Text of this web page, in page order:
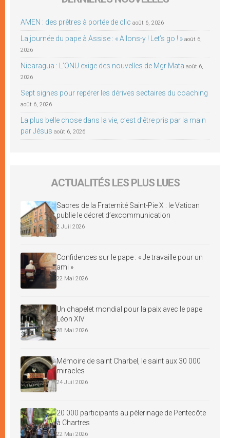
AMEN : des prêtres à portée de clic août 6, 2026
La journée du pape à Assise : « Allons-y ! Let’s go ! » août 6,
2026
Nicaragua : L’ONU exige des nouvelles de Mgr Mata août 6,
2026
Sept signes pour repérer les dérives sectaires du coaching
août 6, 2026
La plus belle chose dans la vie, c’est d’être pris par la main
par Jésus août 6, 2026
ACTUALITÉS LES PLUS LUES
Sacres de la Fraternité Saint-Pie X : le Vatican
publie le décret d’excommunication
2 Juil 2026
Confidences sur le pape : « Je travaille pour un
ami »
22 Mai 2026
Un chapelet mondial pour la paix avec le pape
Léon XIV
28 Mai 2026
Mémoire de saint Charbel, le saint aux 30 000
miracles
24 Juil 2026
20 000 participants au pèlerinage de Pentecôte
à Chartres
22 Mai 2026